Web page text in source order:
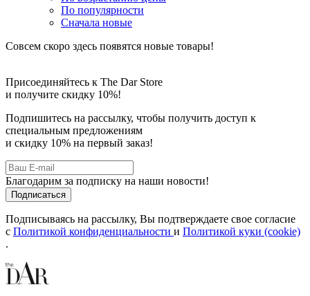
По популярности
Сначала новые
Совсем скоро здесь появятся новые товары!
Присоединяйтесь к The Dar Store
и получите скидку 10%!
Подпишитесь на рассылку, чтобы получить доступ к
специальным предложениям
и скидку 10% на первый заказ!
Благодарим за подписку на наши новости!
Подписываясь на рассылку, Вы подтверждаете свое согласие
с Политикой конфиденциальности и Политикой куки (cookie)
.